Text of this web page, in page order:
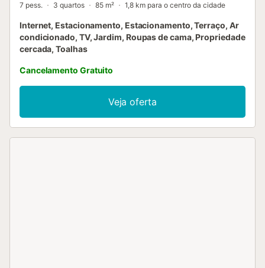
7 pess. 3 quartos 85 m² 1,8 km para o centro da cidade
Internet, Estacionamento, Estacionamento, Terraço, Ar
condicionado, TV, Jardim, Roupas de cama, Propriedade
cercada, Toalhas
Cancelamento Gratuito
Veja oferta